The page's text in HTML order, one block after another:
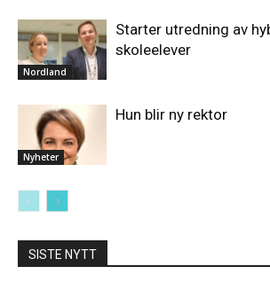
Nordland
Starter utredning av
skoleelever
Nyheter
Hun blir ny rektor
SISTE NYTT